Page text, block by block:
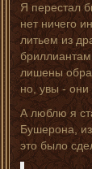
Я перестал
нет ничего
литьем из
лишены
но, увы -
А люблю я
Бушерона,
это было